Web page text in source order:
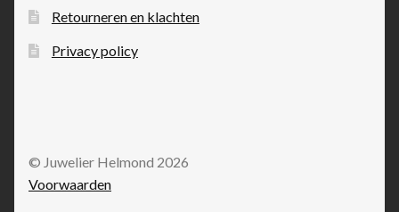
Retourneren en klachten
Privacy policy
© Juwelier Helmond 2026
Voorwaarden